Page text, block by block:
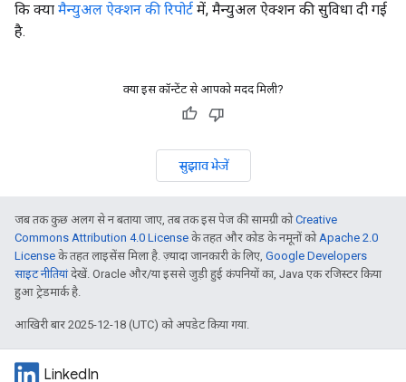
कि क्या मैन्युअल ऐक्शन की रिपोर्ट में, मैन्युअल ऐक्शन की सुविधा दी गई
है.
क्या इस कॉन्टेंट से आपको मदद मिली?
सुझाव भेजें
जब तक कुछ अलग से न बताया जाए, तब तक इस पेज की सामग्री कोCreative
Commons Attribution 4.0 License के तहत और कोड के नमूनों कोApache 2.0
License के तहत लाइसेंस मिला है. ज़्यादा जानकारी के लिए, Google Developers
साइट नीतियांदेखें. Oracle और/या इससे जुड़ी हुई कंपनियों का, Java एक रजिस्टर किया
हुआ ट्रेडमार्क है.
आखिरी बार 2025-12-18 (UTC) को अपडेट किया गया.
LinkedIn